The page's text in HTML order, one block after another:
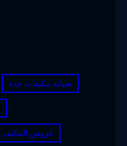
صيانة مكيفات جدة
عروض المكيف